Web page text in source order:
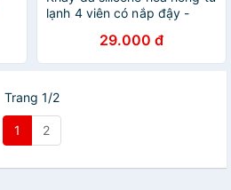
lạnh 4 viên có nắp đậy -
hình cao cấp - Hàng Loại 1 -
Chính Hãng MINIIN - Giao
29.000 đ
Trang 1/2
1 2